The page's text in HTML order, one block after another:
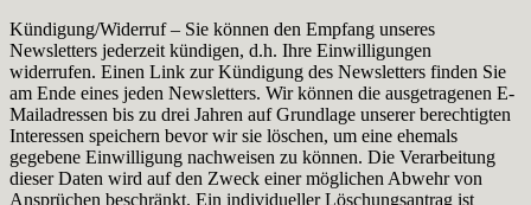
Kündigung/Widerruf – Sie können den Empfang unseres
Newsletters jederzeit kündigen, d.h. Ihre Einwilligungen
widerrufen. Einen Link zur Kündigung des Newsletters finden Sie
am Ende eines jeden Newsletters. Wir können die ausgetragenen E-
Mailadressen bis zu drei Jahren auf Grundlage unserer berechtigten
Interessen speichern bevor wir sie löschen, um eine ehemals
gegebene Einwilligung nachweisen zu können. Die Verarbeitung
dieser Daten wird auf den Zweck einer möglichen Abwehr von
Ansprüchen beschränkt. Ein individueller Löschungsantrag ist